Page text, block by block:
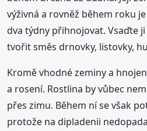
výživná a rovněž během roku
dva týdny přihnojovat. Vsaďte
tvořit směs drnovky, listovky,
Kromě vhodné zeminy a
a rosení. Rostlina by vůbec
přes zimu. Během ní se však
protože na dipladenii